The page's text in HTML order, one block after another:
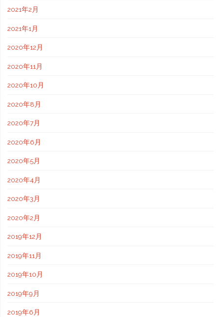
2021年2月
2021年1月
2020年12月
2020年11月
2020年10月
2020年8月
2020年7月
2020年6月
2020年5月
2020年4月
2020年3月
2020年2月
2019年12月
2019年11月
2019年10月
2019年9月
2019年6月